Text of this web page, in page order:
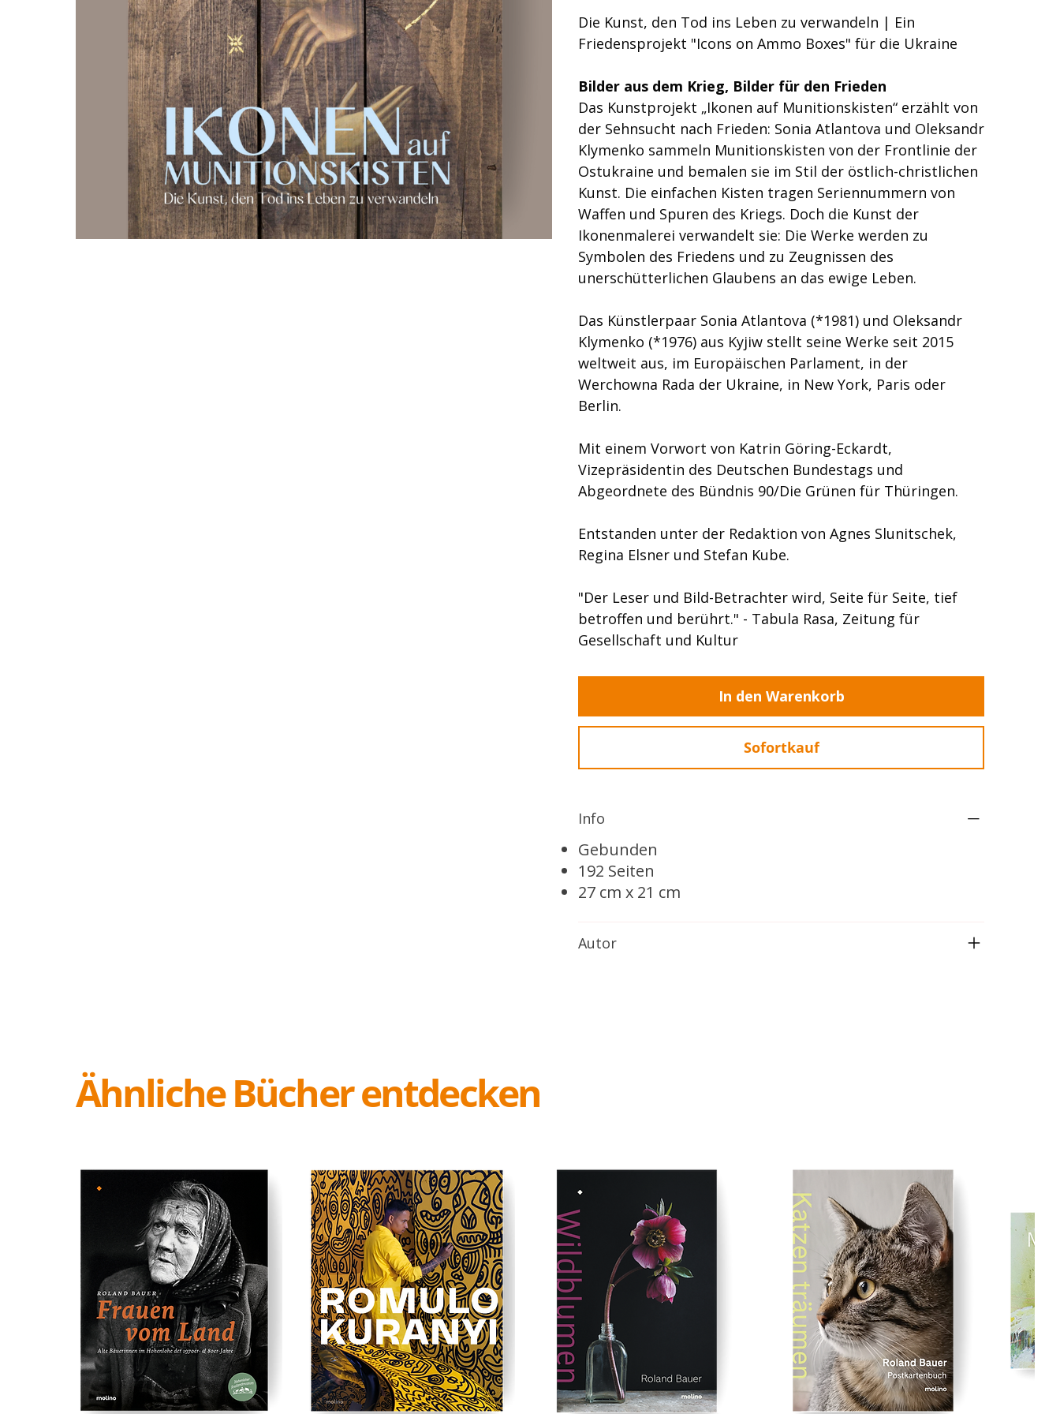
Die Kunst, den Tod ins Leben zu verwandeln | Ein
Friedensprojekt "Icons on Ammo Boxes" für die Ukraine
Bilder aus dem Krieg, Bilder für den Frieden
Das Kunstprojekt „Ikonen auf Munitionskisten“ erzählt von
der Sehnsucht nach Frieden: Sonia Atlantova und Oleksandr
Klymenko sammeln Munitionskisten von der Frontlinie der
Ostukraine und bemalen sie im Stil der östlich-christlichen
Kunst. Die einfachen Kisten tragen Seriennummern von
Waffen und Spuren des Kriegs. Doch die Kunst der
Ikonenmalerei verwandelt sie: Die Werke werden zu
Symbolen des Friedens und zu Zeugnissen des
unerschütterlichen Glaubens an das ewige Leben.
Das Künstlerpaar Sonia Atlantova (*1981) und Oleksandr
Klymenko (*1976) aus Kyjiw stellt seine Werke seit 2015
weltweit aus, im Europäischen Parlament, in der
Werchowna Rada der Ukraine, in New York, Paris oder
Berlin.
Mit einem Vorwort von Katrin Göring-Eckardt,
Vizepräsidentin des Deutschen Bundestags und
Abgeordnete des Bündnis 90/Die Grünen für Thüringen.
Entstanden unter der Redaktion von Agnes Slunitschek,
Regina Elsner und Stefan Kube.
"Der Leser und Bild-Betrachter wird, Seite für Seite, tief
betroffen und berührt." - Tabula Rasa, Zeitung für
Gesellschaft und Kultur
In den Warenkorb
Sofortkauf
Info
Gebunden
192 Seiten
27 cm x 21 cm
Autor
Ähnliche Bücher entdecken